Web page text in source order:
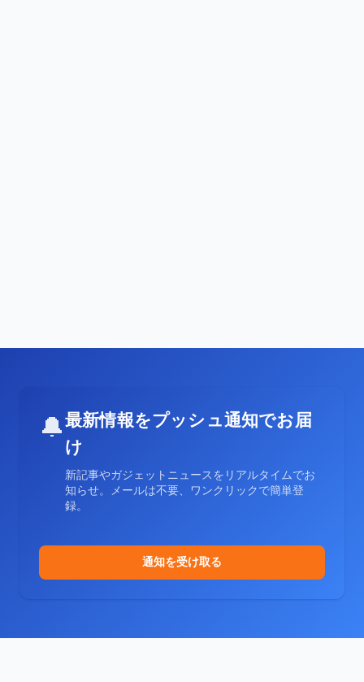
🔔最新情報をプッシュ通知でお届
け
新記事やガジェットニュースをリアルタイムでお
知らせ。メールは不要、ワンクリックで簡単登
録。
通知を受け取る